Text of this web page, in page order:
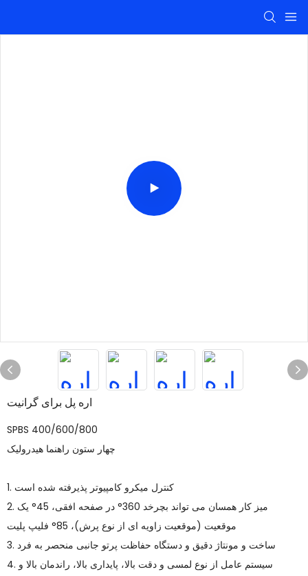
اره پل برای گرانیت
SPBS 400/600/800
چهار ستون راهنما هیدرولیک
1. کنترل میکرو کامپیوتر پذیرفته شده است
2. میز کار همسان می تواند بچرخد 360° در صفحه افقی، 45° یک
موقعیت (موقعیت زاویه ای از نوع پرش)، 85° فلیپ پلیت
3. ساخت و مونتاژ دقیق و دستگاه حفاظت پرتو جانبی منحصر به فرد
4. سیستم عامل از نوع لمسی و دقت بالا، پایداری بالا، راندمان بالا و